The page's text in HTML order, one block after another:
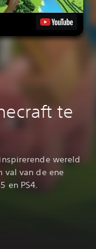
te
wereld
val van de ene
en PS4.